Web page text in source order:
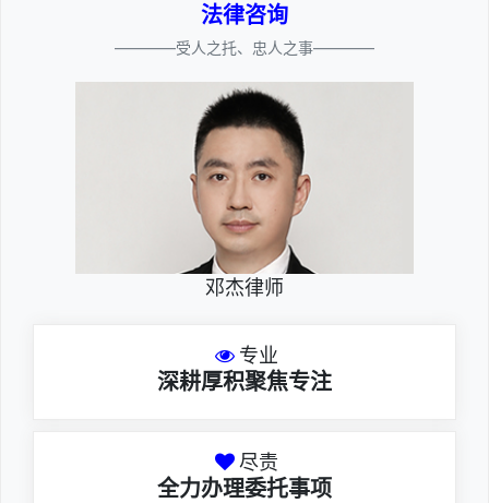
法律咨询
————受人之托、忠人之事————
邓杰律师
专业
深耕厚积聚焦专注
尽责
全力办理委托事项